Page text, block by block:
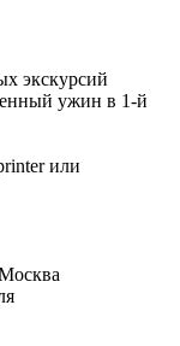
экскурсий
ужин в 1-й
или